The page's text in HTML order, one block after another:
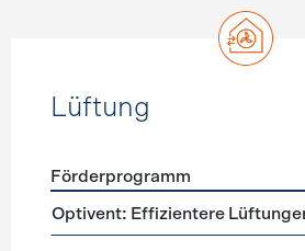
Lüftung
Förderprogramme Lüftung
Förderprogramm
Optivent: Effizientere